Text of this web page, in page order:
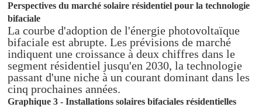
Perspectives du marché solaire résidentiel pour la technologie
bifaciale
La courbe d'adoption de l'énergie photovoltaïque
bifaciale est abrupte. Les prévisions de marché
indiquent une croissance à deux chiffres dans le
segment résidentiel jusqu'en 2030, la technologie
passant d'une niche à un courant dominant dans les
cinq prochaines années.
Graphique 3 - Installations solaires bifaciales résidentielles